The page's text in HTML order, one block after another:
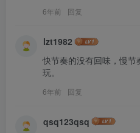
6年前 回复
lzt1982
快节奏的没有回味，慢
玩。
6年前 回复
qsq123qsq